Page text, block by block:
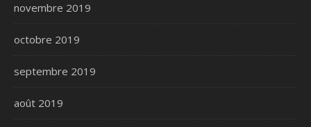
novembre 2019
octobre 2019
septembre 2019
août 2019